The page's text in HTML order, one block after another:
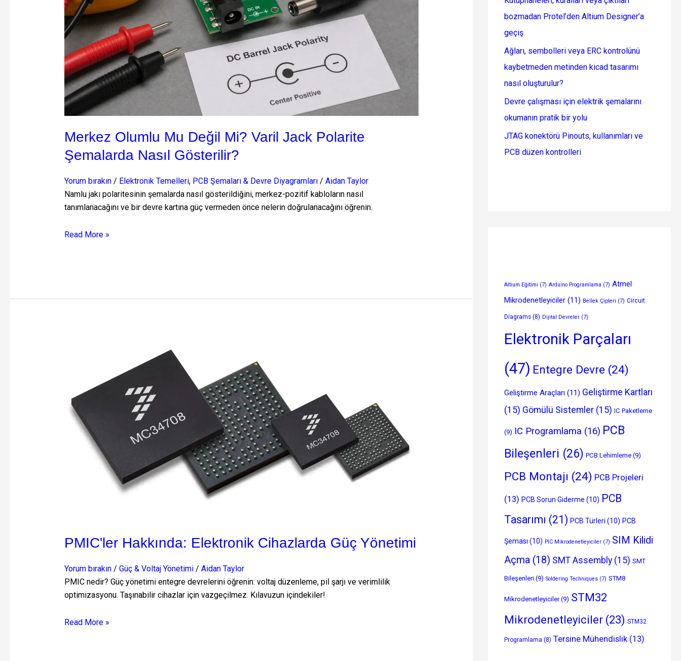
Merkez Olumlu Mu Değil Mi? Varil Jack Polarite
Şemalarda Nasıl Gösterilir?
Yorum bırakın / Elektronik Temelleri, PCB Şemaları & Devre Diyagramları/ Aidan Taylor
Namlu jakı polaritesinin şemalarda nasıl gösterildiğini, merkez-pozitif kabloların nasıl
tanımlanacağını ve bir devre kartına güç vermeden önce nelerin doğrulanacağını öğrenin.
Polarite
Şemalarda
Nasıl
Gösterilir?
Read More »
PMIC'ler Hakkında: Elektronik Cihazlarda Güç Yönetimi
Yorum bırakın / Güç & Voltaj Yönetimi/ Aidan Taylor
PMIC nedir? Güç yönetimi entegre devrelerini öğrenin: voltaj düzenleme, pil şarjı ve verimlilik
optimizasyonu. Taşınabilir cihazlar için vazgeçilmez. Kılavuzun içindekiler!
Cihazlarda
Güç
Yönetimi
Read More »
bozmadan Protel’den Altium Designer’a
geçiş
Ağları, sembolleri veya ERC kontrolünü
kaybetmeden metinden kicad tasarımı
nasıl oluşturulur?
Devre çalışması için elektrik şemalarını
okumanın pratik bir yolu
JTAG konektörü Pinouts, kullanımları ve
PCB düzen kontrolleri
Altium Eğitimi (7) Arduino Programlama (7) Atmel
Mikrodenetleyiciler(11) Bellek Çipleri (7) Circuit
Diagrams(8) Dijital Devreler(7)
Elektronik Parçaları
(47) Entegre Devre (24)
Geliştirme Araçları(11) Geliştirme Kartları
(15) Gömülü Sistemler(15) IC Paketleme
(9) IC Programlama (16) PCB
Bileşenleri (26) PCB Lehimleme(9)
PCB Montajı (24) PCB Projeleri
(13) PCB Sorun Giderme (10) PCB
Tasarımı (21) PCB Türleri (10) PCB
Şeması (10) PIC Mikrodenetleyiciler(7) SIM Kilidi
Açma(18) SMT Assembly(15) SMT
Bileşenleri(9) Soldering Techniques(7) STM8
Mikrodenetleyiciler(9) STM32
Mikrodenetleyiciler(23) STM32
Programlama (8) Tersine Mühendislik(13)